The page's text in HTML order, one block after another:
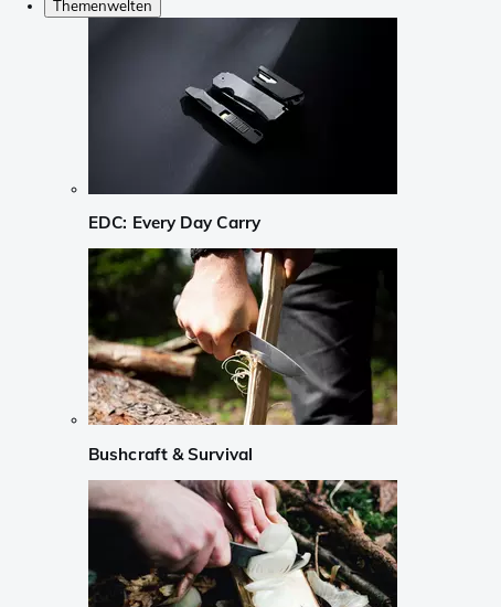
Themenwelten
EDC: Every Day Carry
Bushcraft & Survival